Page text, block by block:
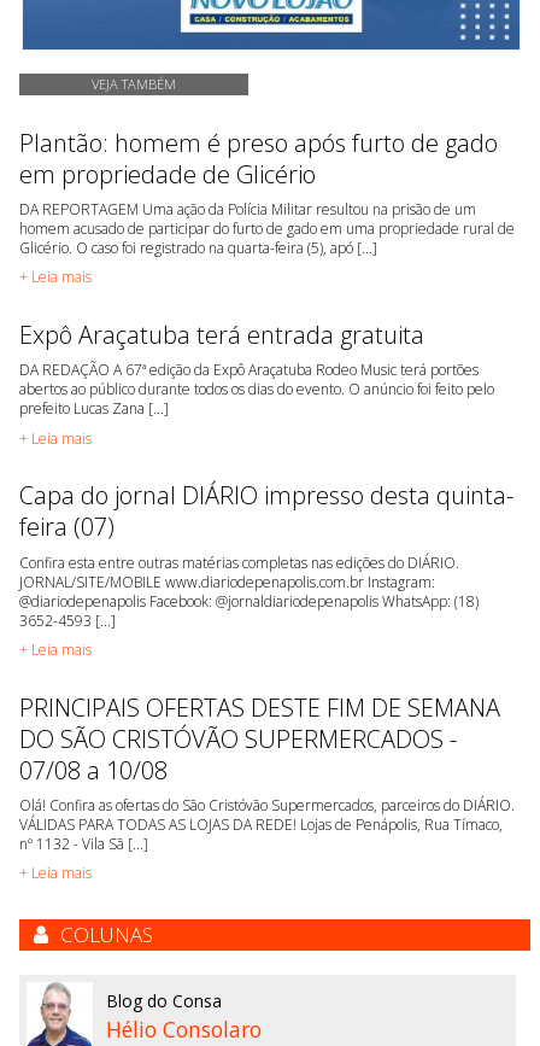
VEJA TAMBÉM
Plantão: homem é preso após furto de gado
em propriedade de Glicério
DA REPORTAGEM Uma ação da Polícia Militar resultou na prisão de um
homem acusado de participar do furto de gado em uma propriedade rural de
Glicério. O caso foi registrado na quarta-feira (5), apó [...]
+ Leia mais
Expô Araçatuba terá entrada gratuita
DA REDAÇÃO A 67ª edição da Expô Araçatuba Rodeo Music terá portões
abertos ao público durante todos os dias do evento. O anúncio foi feito pelo
prefeito Lucas Zana [...]
+ Leia mais
Capa do jornal DIÁRIO impresso desta quinta-
feira (07)
Confira esta entre outras matérias completas nas edições do DIÁRIO.
JORNAL/SITE/MOBILE www.diariodepenapolis.com.br Instagram:
@diariodepenapolis Facebook: @jornaldiariodepenapolis WhatsApp: (18)
3652-4593 [...]
+ Leia mais
PRINCIPAIS OFERTAS DESTE FIM DE SEMANA
DO SÃO CRISTÓVÃO SUPERMERCADOS -
07/08 a 10/08
Olá! Confira as ofertas do São Cristóvão Supermercados, parceiros do DIÁRIO.
VÁLIDAS PARA TODAS AS LOJAS DA REDE! Lojas de Penápolis, Rua Tímaco,
nº 1132 - Vila Sã [...]
+ Leia mais
COLUNAS
Blog do Consa
Hélio Consolaro